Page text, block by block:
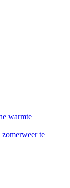
warmte
zomerweer te